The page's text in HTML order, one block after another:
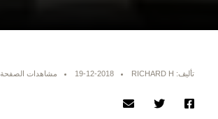
تأليف: RICHARD H 19-12-2018 مشاهدات الصفحة